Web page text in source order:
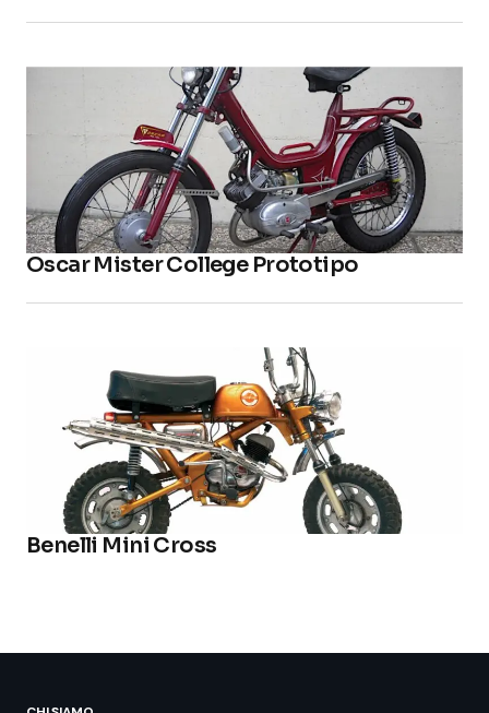
Oscar Mister College Prototipo
Benelli Mini Cross